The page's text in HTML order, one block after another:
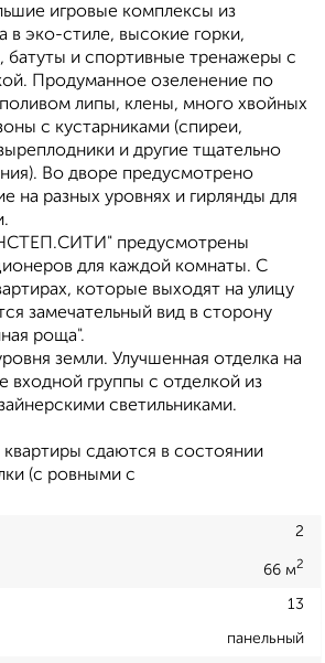
игровые комплексы из
в эко-стиле, высокие горки,
и спортивные тренажеры с
Продуманное озеленение по
липы, клены, много хвойных
с кустарниками (спиреи,
и другие тщательно
Во дворе предусмотрено
на разных уровнях и гирлянды для
предусмотрены
для каждой комнаты. С
которые выходят на улицу
замечательный вид в сторону
роща".
земли. Улучшенная отделка на
входной группы с отделкой из
светильниками.
квартиры сдаются в состоянии
(с ровными с
2
66 м2
13
панельный